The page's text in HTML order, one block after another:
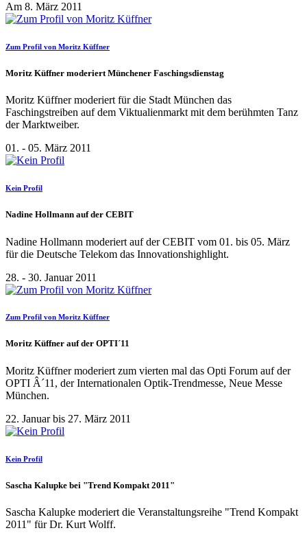
Am 8. März 2011
Zum Profil von Moritz Küffner
Moritz Küffner moderiert Münchener Faschingsdienstag
Moritz Küffner moderiert für die Stadt München das
Faschingstreiben auf dem Viktualienmarkt mit dem berühmten Tanz
der Marktweiber.
01. - 05. März 2011
Kein Profil
Nadine Hollmann auf der CEBIT
Nadine Hollmann moderiert auf der CEBIT vom 01. bis 05. März
für die Deutsche Telekom das Innovationshighlight.
28. - 30. Januar 2011
Zum Profil von Moritz Küffner
Moritz Küffner auf der OPTI´11
Moritz Küffner moderiert zum vierten mal das Opti Forum auf der
OPTI Â´11, der Internationalen Optik-Trendmesse, Neue Messe
München.
22. Januar bis 27. März 2011
Kein Profil
Sascha Kalupke bei "Trend Kompakt 2011"
Sascha Kalupke moderiert die Veranstaltungsreihe "Trend Kompakt
2011" für Dr. Kurt Wolff.